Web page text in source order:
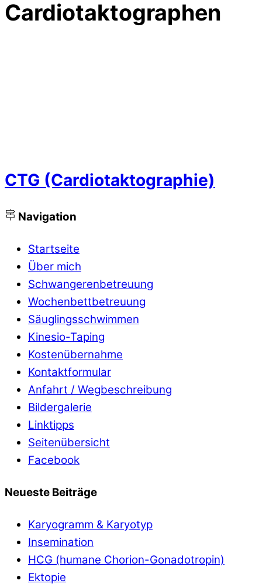
Cardiotaktographen
CTG (Cardiotaktographie)
Navigation
Startseite
Über mich
Schwangerenbetreuung
Wochenbettbetreuung
Säuglingsschwimmen
Kinesio-Taping
Kostenübernahme
Kontaktformular
Anfahrt / Wegbeschreibung
Bildergalerie
Linktipps
Seitenübersicht
Facebook
Neueste Beiträge
Karyogramm & Karyotyp
Insemination
HCG (humane Chorion-Gonadotropin)
Ektopie